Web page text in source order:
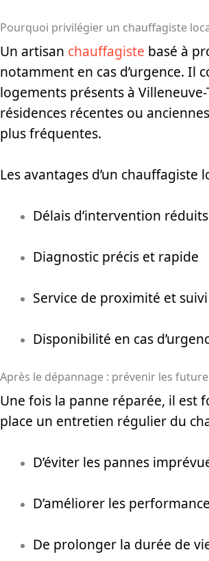
Pourquoi privilégier un chauffagiste
Un artisan chauffagiste basé à
notamment en cas d’urgence. Il
logements présents à
résidences récentes ou
plus fréquentes.
Les avantages d’un chauffagiste
Délais d’intervention réduits
Diagnostic précis et rapide
Service de proximité et
Disponibilité en cas
Après le dépannage : prévenir les
Une fois la panne réparée, il est
place un entretien régulier du
D’éviter les pannes
D’améliorer les
De prolonger la durée de